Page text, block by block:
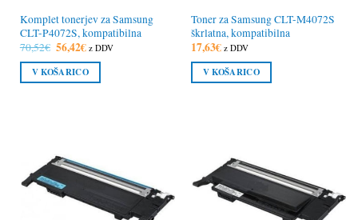
Komplet tonerjev za Samsung
CLT-P4072S, kompatibilna
70,52€ Izvirna
cena
je
bila:
70,52€.
56,42€Trenutna
cena
je:
56,42€.
z DDV
V KOŠARICO
Toner za Samsung CLT-M4072S
škrlatna, kompatibilna
17,63€ z DDV
V KOŠARICO